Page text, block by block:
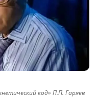
код» П.П. Гаряев